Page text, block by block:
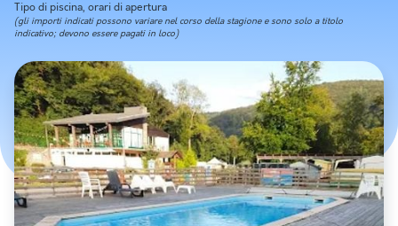
Tipo di piscina, orari di apertura
(gli importi indicati possono variare nel corso della stagione e sono solo a titolo
indicativo; devono essere pagati in loco)